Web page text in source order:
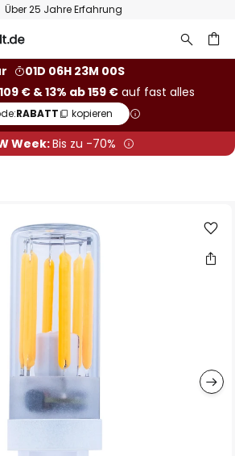
Über 25 Jahre Erfahrung
01D 06H 22M 59S
€ & 13% ab 159 €auf fast alles
RABATT kopieren
Week:Bis zu -70%